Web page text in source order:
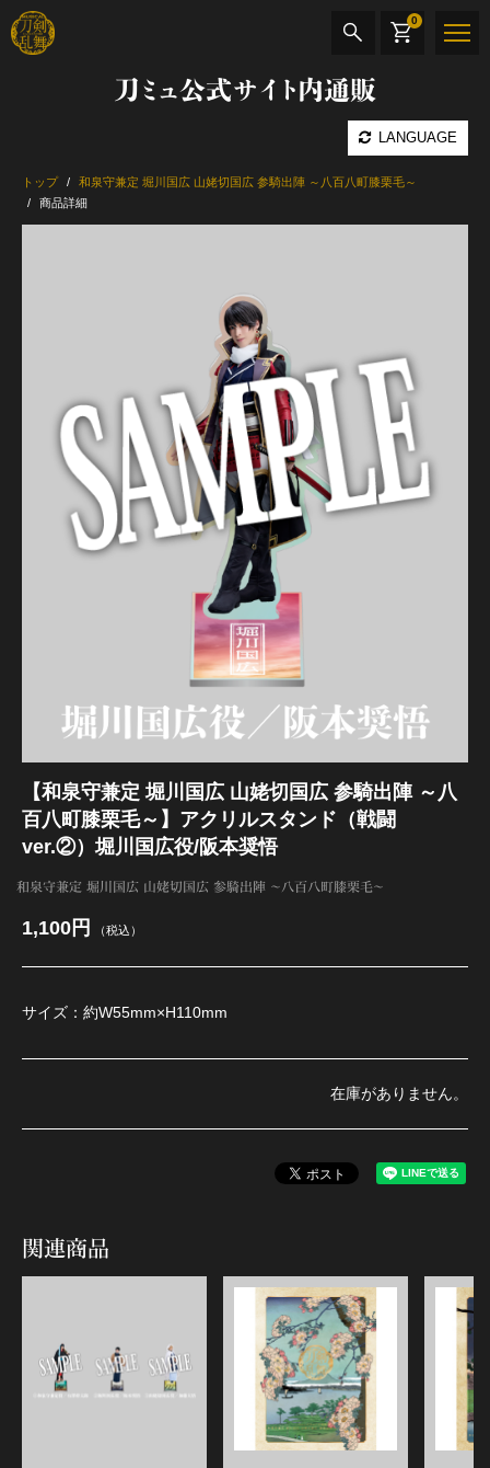
刀ミュ公式サイト内通販
LANGUAGE
0
加州清光 単騎出陣 極
髭切 単騎出陣 ～夢幻泡影～
江 おん すていじ かうんとだうんぱーてぃー
トップ
和泉守兼定 堀川国広 山姥切国広 参騎出陣 ～八百八町膝栗毛～
商品詳細
【和泉守兼定 堀川国広 山姥切国広 参騎出陣 ～八
百八町膝栗毛～】アクリルスタンド（戦闘
ver.②）堀川国広役/阪本奨悟
和泉守兼定 堀川国広 山姥切国広 参騎出陣 ～八百八町膝栗毛～
1,100円 （税込）
サイズ：約W55mm×H110mm
在庫がありません。
関連商品